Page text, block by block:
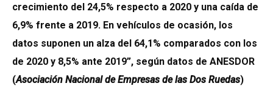
crecimiento del 24,5% respecto a 2020 y una caída de
6,9% frente a 2019. En vehículos de ocasión, los
datos suponen un alza del 64,1% comparados con los
de 2020 y 8,5% ante 2019”, según datos de ANESDOR
(Asociación Nacional de Empresas de las Dos Ruedas)